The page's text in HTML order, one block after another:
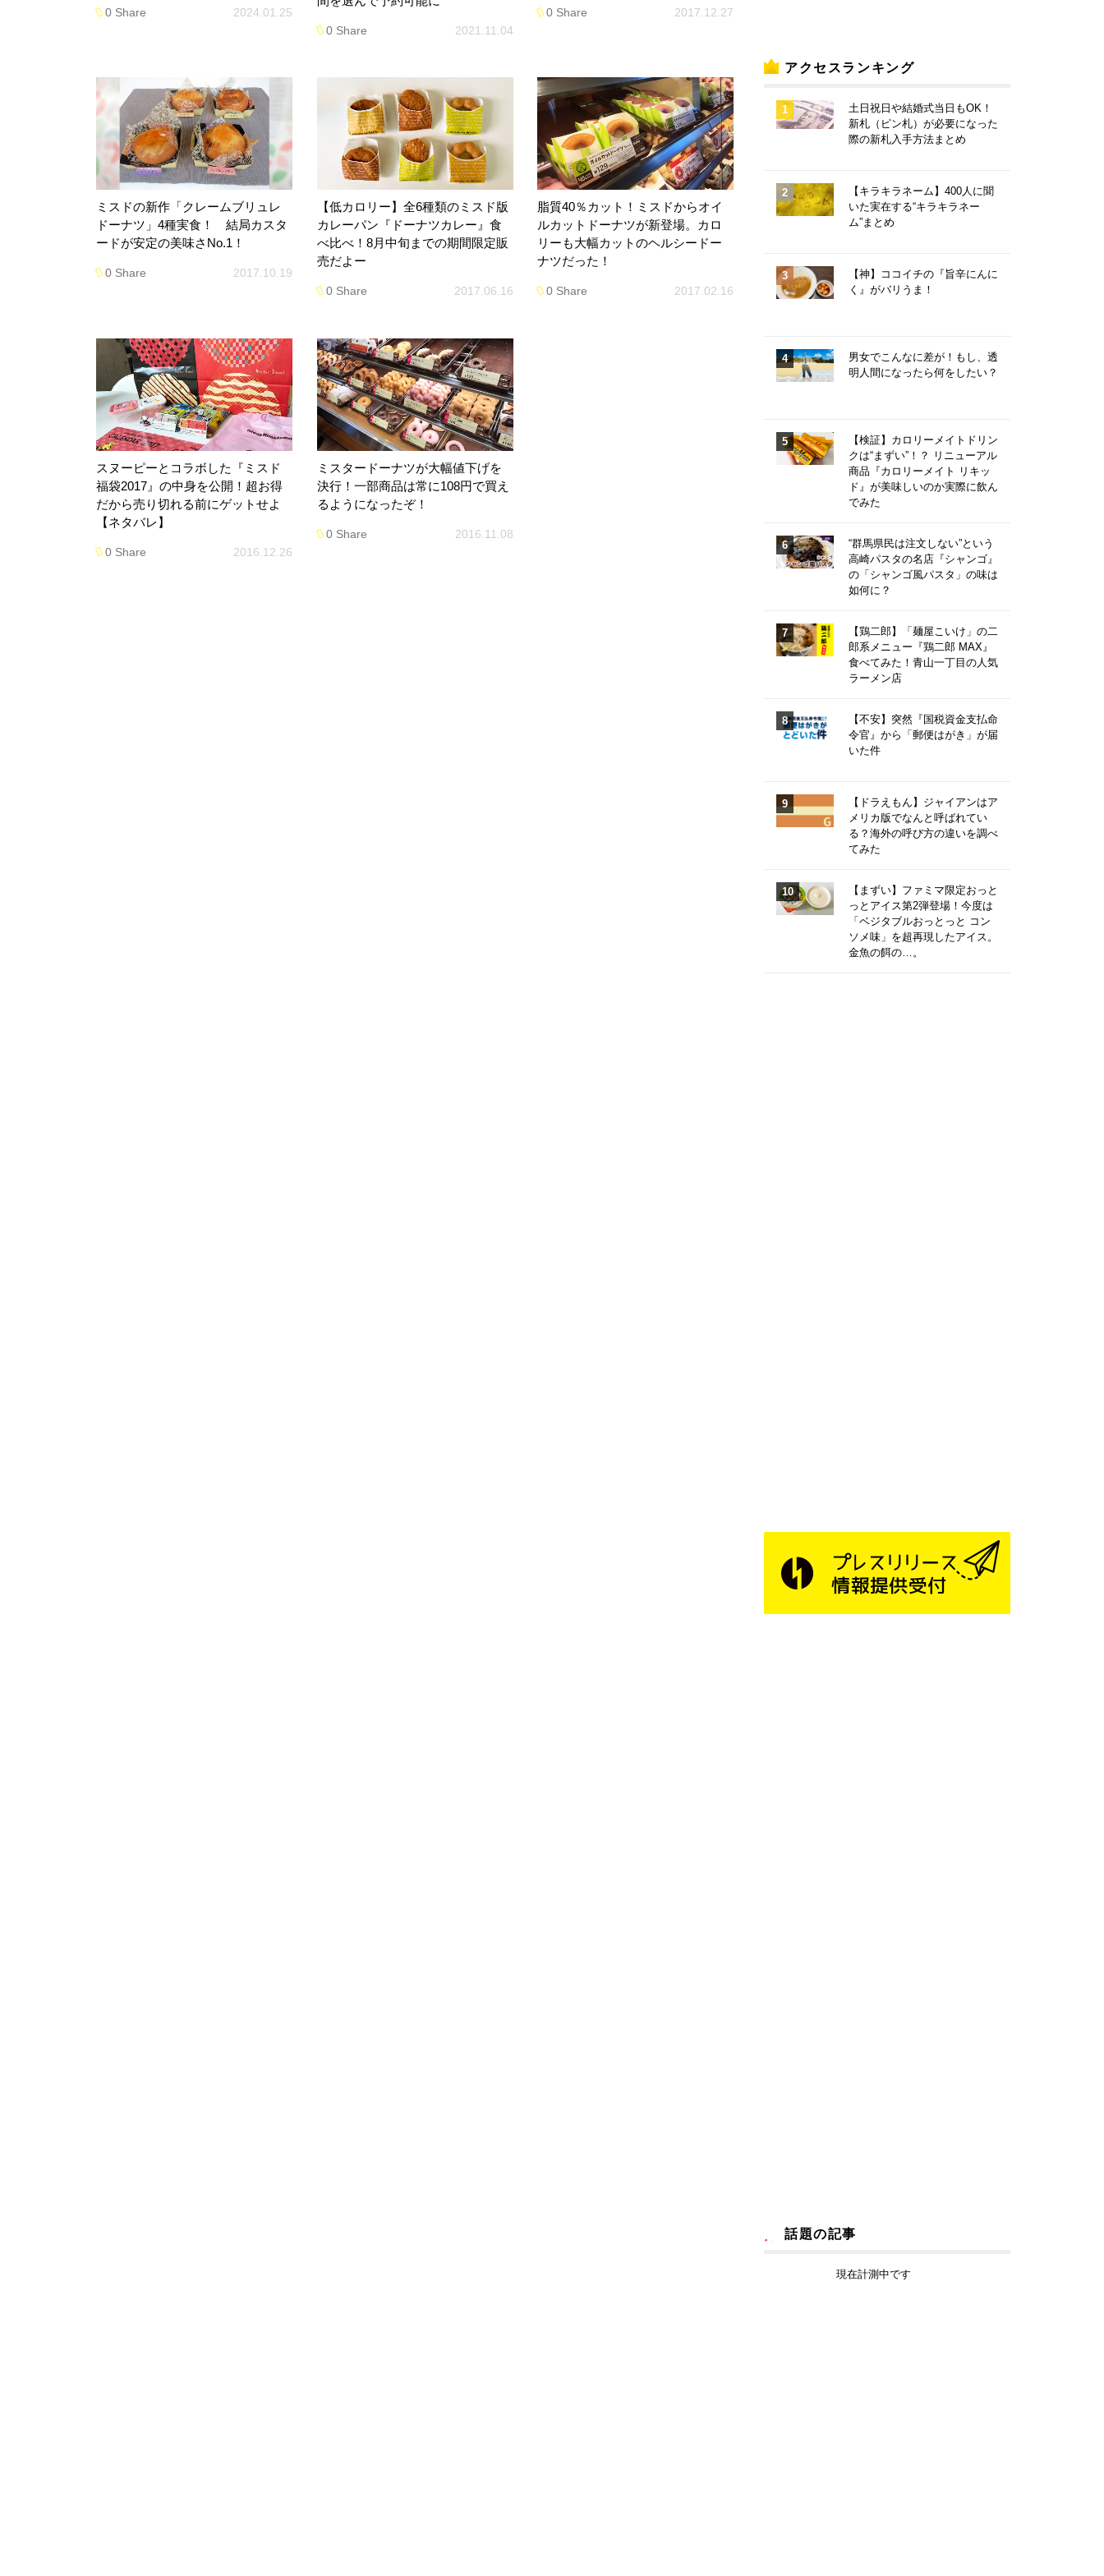
0 Share 2024.01.25
0 Share 2021.11.04
0 Share 2017.12.27
ミスドの新作「クレームブリュレ
ドーナツ」4種実食！ 結局カスタ
ードが安定の美味さNo.1！
0 Share 2017.10.19
【低カロリー】全6種類のミスド版
カレーパン『ドーナツカレー』食
べ比べ！8月中旬までの期間限定販
売だよー
0 Share 2017.06.16
脂質40％カット！ミスドからオイ
ルカットドーナツが新登場。カロ
リーも大幅カットのヘルシードー
ナツだった！
0 Share 2017.02.16
スヌーピーとコラボした『ミスド
福袋2017』の中身を公開！超お得
だから売り切れる前にゲットせよ
【ネタバレ】
0 Share 2016.12.26
ミスタードーナツが大幅値下げを
決行！一部商品は常に108円で買え
るようになったぞ！
0 Share 2016.11.08
アクセスランキング
土日祝日や結婚式当日もOK！
新札（ピン札）が必要になった
際の新札入手方法まとめ
【キラキラネーム】400人に聞
いた実在する“キラキラネー
ム”まとめ
【神】ココイチの『旨辛にんに
く』がバリうま！
男女でこんなに差が！もし、透
明人間になったら何をしたい？
【検証】カロリーメイトドリン
クは“まずい”！？ リニューアル
商品『カロリーメイト リキッ
ド』が美味しいのか実際に飲ん
でみた
“群馬県民は注文しない”という
高崎パスタの名店『シャンゴ』
の「シャンゴ風パスタ」の味は
如何に？
【鶏二郎】「麺屋こいけ」の二
郎系メニュー『鶏二郎 MAX』
食べてみた！青山一丁目の人気
ラーメン店
【不安】突然『国税資金支払命
令官』から「郵便はがき」が届
いた件
【ドラえもん】ジャイアンはア
メリカ版でなんと呼ばれてい
る？海外の呼び方の違いを調べ
てみた
【まずい】ファミマ限定おっと
っとアイス第2弾登場！今度は
「ベジタブルおっとっと コン
ソメ味」を超再現したアイス。
金魚の餌の…。
話題の記事
現在計測中です